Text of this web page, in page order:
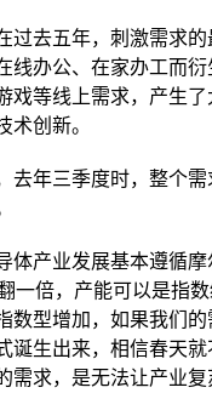
过去五年，刺激需求
线办公、在家办工而
戏等线上需求，产生了
创新。
去年三季度时，整个需
体产业发展基本遵循
一倍，产能可以是指
数型增加，如果我们
诞生出来，相信春天
需求，是无法让产业复